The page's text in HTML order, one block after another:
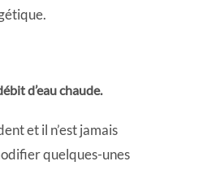
d’eau chaude.
et il n’est jamais
quelques-unes